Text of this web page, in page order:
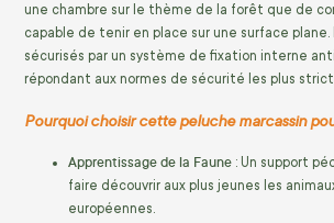
une chambre sur le thème de la forêt que de
capable de tenir en place sur une surface plane.
sécurisés par un système de fixation interne
répondant aux normes de sécurité les plus
Pourquoi choisir cette peluche marcassin
Apprentissage de la Faune : Un support
faire découvrir aux plus jeunes les
européennes.